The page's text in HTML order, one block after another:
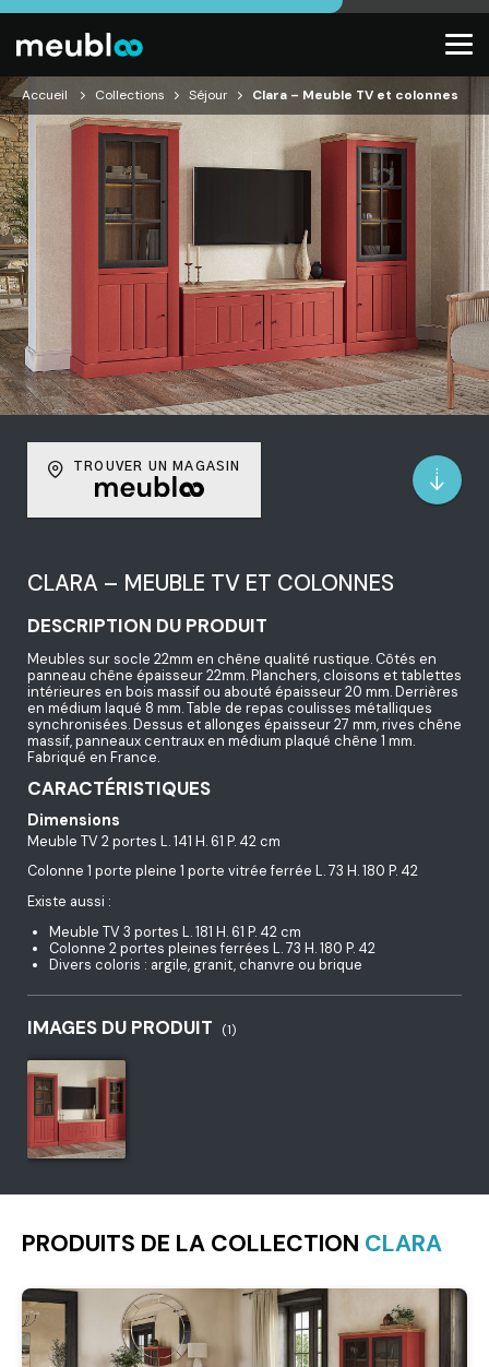
Accueil Collections Séjour Clara – Meuble TV et colonnes
TROUVER UN MAGASIN
CLARA – MEUBLE TV ET COLONNES
DESCRIPTION DU PRODUIT
Meubles sur socle 22mm en chêne qualité rustique. Côtés en
panneau chêne épaisseur 22mm. Planchers, cloisons et tablettes
intérieures en bois massif ou abouté épaisseur 20 mm. Derrières
en médium laqué 8 mm. Table de repas coulisses métalliques
synchronisées. Dessus et allonges épaisseur 27 mm, rives chêne
massif, panneaux centraux en médium plaqué chêne 1 mm.
Fabriqué en France.
CARACTÉRISTIQUES
Dimensions
Meuble TV 2 portes L. 141 H. 61 P. 42 cm
Colonne 1 porte pleine 1 porte vitrée ferrée L. 73 H. 180 P. 42
Existe aussi :
Meuble TV 3 portes L. 181 H. 61 P. 42 cm
Colonne 2 portes pleines ferrées L. 73 H. 180 P. 42
Divers coloris : argile, granit, chanvre ou brique
IMAGES DU PRODUIT (1)
PRODUITS DE LA COLLECTION CLARA